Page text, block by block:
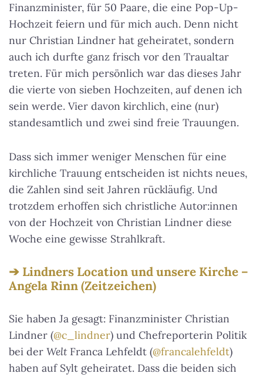
Finanzminister, für 50 Paare, die eine Pop-Up-
Hochzeit feiern und für mich auch. Denn nicht
nur Christian Lindner hat geheiratet, sondern
auch ich durfte ganz frisch vor den Traualtar
treten. Für mich persönlich war das dieses Jahr
die vierte von sieben Hochzeiten, auf denen ich
sein werde. Vier davon kirchlich, eine (nur)
standesamtlich und zwei sind freie Trauungen.
Dass sich immer weniger Menschen für eine
kirchliche Trauung entscheiden ist nichts neues,
die Zahlen sind seit Jahren rückläufig. Und
trotzdem erhoffen sich christliche Autor:innen
von der Hochzeit von Christian Lindner diese
Woche eine gewisse Strahlkraft.
Lindners Location und unsere Kirche –
Angela Rinn (Zeitzeichen)
Sie haben Ja gesagt: Finanzminister Christian
Lindner (@c_lindner) und Chefreporterin Politik
bei der WeltFranca Lehfeldt (@francalehfeldt)
haben auf Sylt geheiratet. Dass die beiden sich